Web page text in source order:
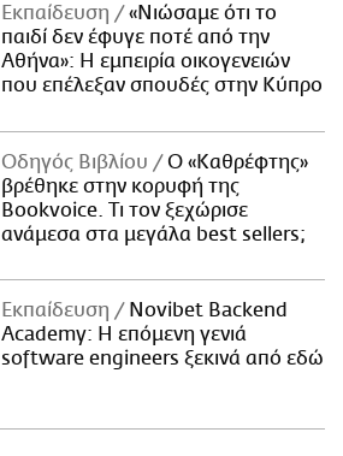
Εκπαίδευση
«Νιώσαμε ότι το
παιδί δεν έφυγε ποτέ από την
Αθήνα»: Η εμπειρία οικογενειών
που επέλεξαν σπουδές στην Κύπρο
Οδηγός Βιβλίου
Ο «Καθρέφτης»
βρέθηκε στην κορυφή της
Bookvoice. Τι τον ξεχώρισε
ανάμεσα στα μεγάλα best sellers;
Εκπαίδευση
Novibet Backend
Academy: Η επόμενη γενιά
software engineers ξεκινά από εδώ